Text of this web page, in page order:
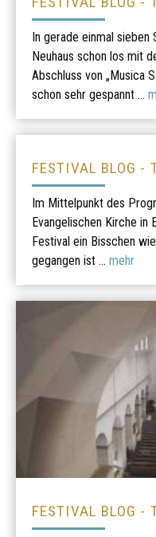
In gerade einmal sieben
Neuhaus schon los mit
Abschluss von „Musica
schon sehr gespannt ...
FESTIVAL BLOG -
Im Mittelpunkt des
Evangelischen Kirche in
Festival ein Bisschen
gegangen ist ... mehr
FESTIVAL BLOG -